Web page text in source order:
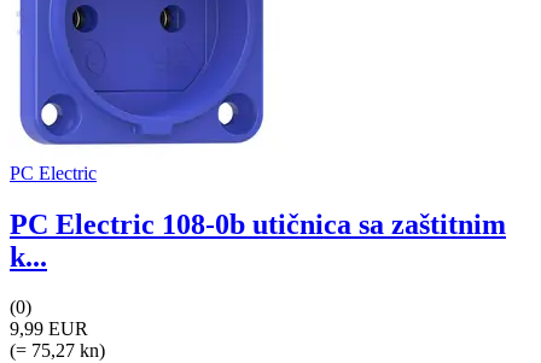
PC Electric
PC Electric 108-0b utičnica sa zaštitnim
k...
(0)
9,99 EUR
(= 75,27 kn)